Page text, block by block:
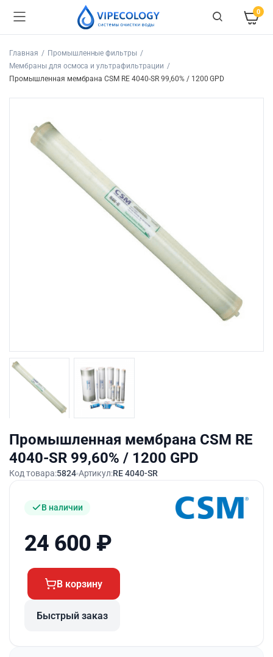
0
Главная
Промышленные фильтры
Мембраны для осмоса и ультрафильтрации
Промышленная мембрана CSM RE 4040-SR 99,60% / 1200 GPD
Промышленная мембрана CSM RE
4040-SR 99,60% / 1200 GPD
Код товара:5824 Артикул:RE 4040-SR
В наличии
24 600 ₽
В корзину
Быстрый заказ